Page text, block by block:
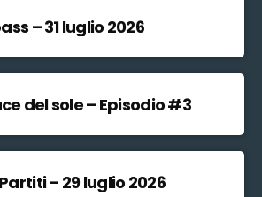
– 31 luglio 2026
del sole – Episodio #3
– 29 luglio 2026